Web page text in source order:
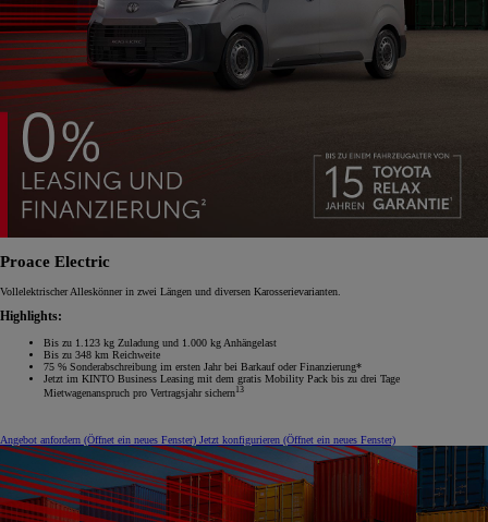
Proace Electric
Vollelektrischer Alleskönner in zwei Längen und diversen Karosserievarianten.
Highlights:
Bis zu 1.123 kg Zuladung und 1.000 kg Anhängelast
Bis zu 348 km Reichweite
75 % Sonderabschreibung im ersten Jahr bei Barkauf oder Finanzierung*
Jetzt im KINTO Business Leasing mit dem gratis Mobility Pack bis zu drei Tage
Mietwagenanspruch pro Vertragsjahr sichern13
Angebot anfordern (Öffnet ein neues Fenster) Jetzt konfigurieren (Öffnet ein neues Fenster)